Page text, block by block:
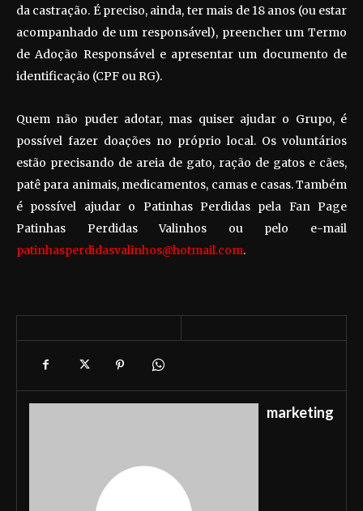
da castração. É preciso, ainda, ter mais de 18 anos (ou estar
acompanhado de um responsável), preencher um Termo
de Adoção Responsável e apresentar um documento de
identificação (CPF ou RG).
Quem não puder adotar, mas quiser ajudar o Grupo, é
possível fazer doações no próprio local. Os voluntários
estão precisando de areia de gato, ração de gatos e cães,
patê para animais, medicamentos, camas e casas. Também
é possível ajudar o Patinhas Perdidas pela Fan Page
Patinhas Perdidas Valinhos ou pelo e-mail
patinhasperdidasvalinhos@hotmail.com.
marketing